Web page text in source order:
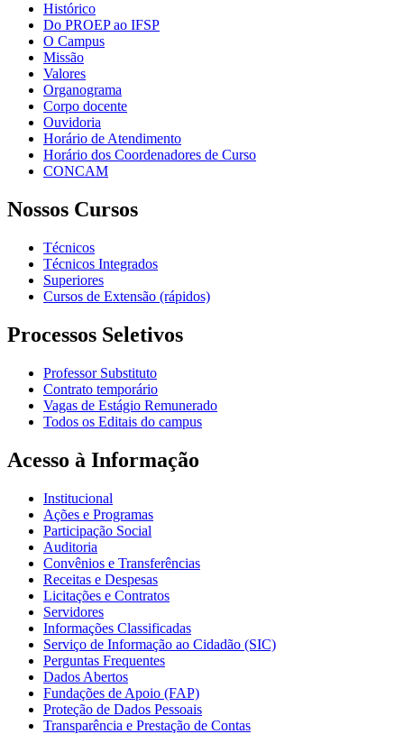
Histórico
Do PROEP ao IFSP
O Campus
Missão
Valores
Organograma
Corpo docente
Ouvidoria
Horário de Atendimento
Horário dos Coordenadores de Curso
CONCAM
Nossos Cursos
Técnicos
Técnicos Integrados
Superiores
Cursos de Extensão (rápidos)
Processos Seletivos
Professor Substituto
Contrato temporário
Vagas de Estágio Remunerado
Todos os Editais do campus
Acesso à Informação
Institucional
Ações e Programas
Participação Social
Auditoria
Convênios e Transferências
Receitas e Despesas
Licitações e Contratos
Servidores
Informações Classificadas
Serviço de Informação ao Cidadão (SIC)
Perguntas Frequentes
Dados Abertos
Fundações de Apoio (FAP)
Proteção de Dados Pessoais
Transparência e Prestação de Contas